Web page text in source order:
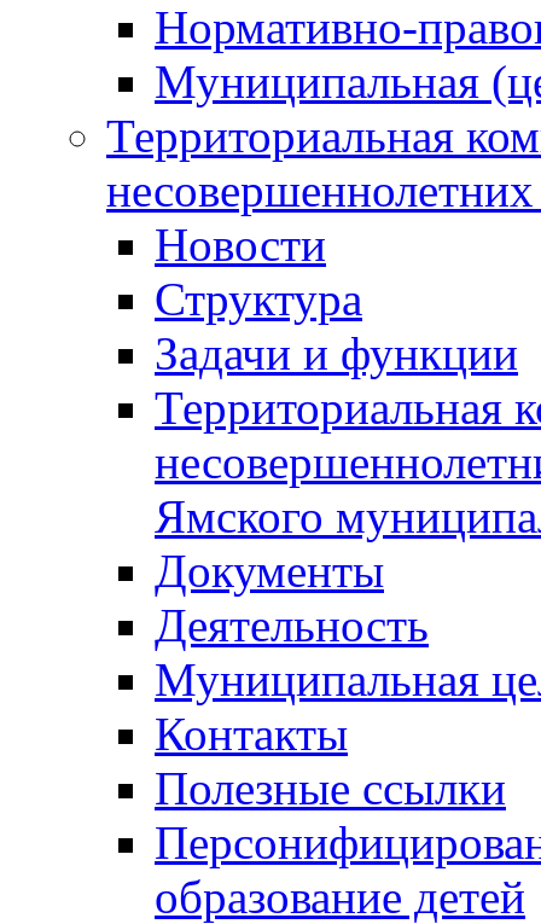
Нормативно-
Муниципальная
Территориальная
Новости
Структура
Задачи и функции
Территориальная
Ямского
Документы
Деятельность
Муниципальная
Контакты
Полезные ссылки
образование детей